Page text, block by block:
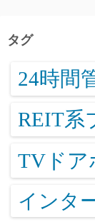
タグ
24時間
REIT系
TVドア
インタ